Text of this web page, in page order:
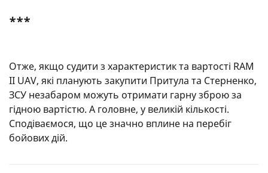
***
Отже, якщо судити з характеристик та вартості RAM
II UAV, які планують закупити Притула та Стерненко,
ЗСУ незабаром можуть отримати гарну зброю за
гідною вартістю. А головне, у великій кількості.
Сподіваємося, що це значно вплине на перебіг
бойових дій.